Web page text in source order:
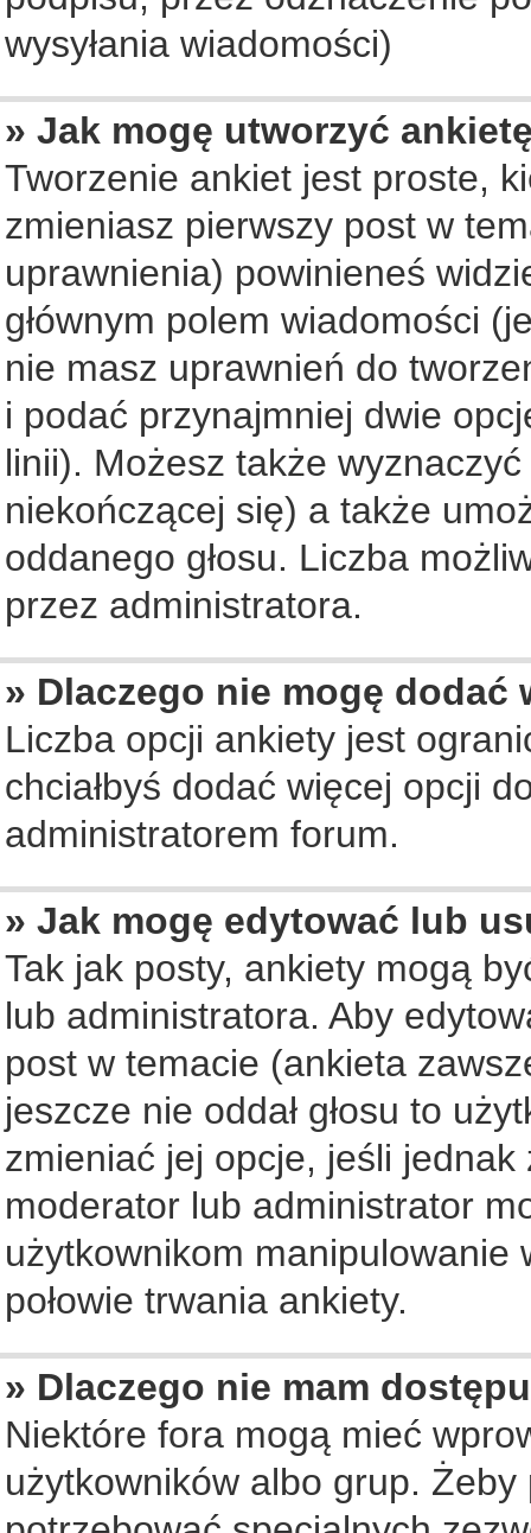
wysyłania wiadomości)
» Jak mogę utworzyć
Tworzenie ankiet jest proste,
zmieniasz pierwszy post w
uprawnienia) powinieneś
głównym polem wiadomości
nie masz uprawnień do
i podać przynajmniej dwie
linii). Możesz także
niekończącej się) a także
oddanego głosu. Liczba
przez administratora.
» Dlaczego nie mogę
Liczba opcji ankiety jest
chciałbyś dodać więcej opcji
administratorem forum.
» Jak mogę edytować lub
Tak jak posty, ankiety mogą
lub administratora. Aby
post w temacie (ankieta
jeszcze nie oddał głosu to
zmieniać jej opcje, jeśli jednak
moderator lub administrator
użytkownikom
połowie trwania ankiety.
» Dlaczego nie mam
Niektóre fora mogą mieć
użytkowników albo grup.